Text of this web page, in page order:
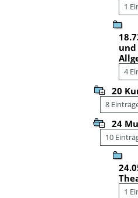
1
4
20
8
24
10
1